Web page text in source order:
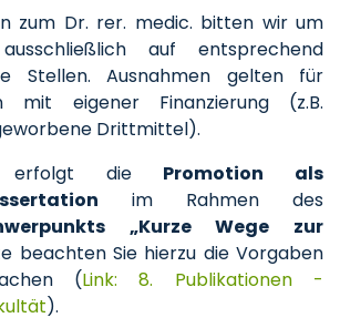
zum Dr. rer. medic. bitten wir um
auf entsprechend
Stellen. Ausnahmen gelten für
mit eigener Finanzierung (z.B.
Drittmittel).
erfolgt die Promotion als
im Rahmen des
„Kurze Wege zur
beachten Sie hierzu die Vorgaben
(Link: 8. Publikationen -
).